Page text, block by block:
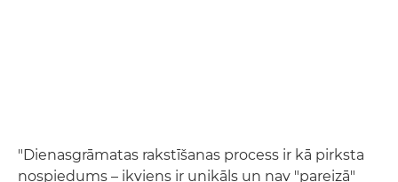
"Dienasgrāmatas rakstīšanas process ir kā pirksta
nospiedums – ikviens ir unikāls un nav "pareizā"